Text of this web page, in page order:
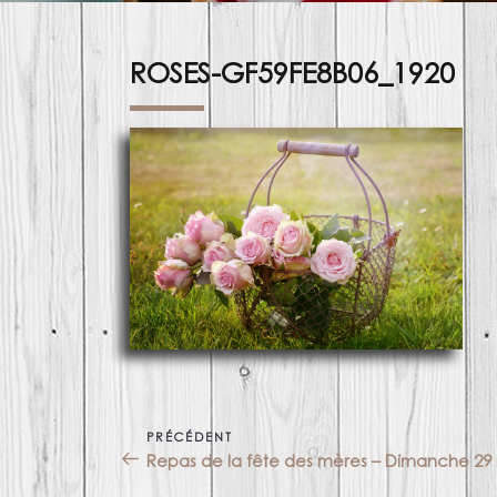
ROSES-GF59FE8B06_1920
Navigation
de
Article
précédent
PRÉCÉDENT
Repas de la fête des mères – Dimanche 29